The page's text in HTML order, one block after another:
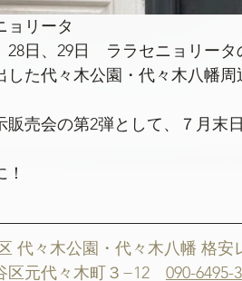
ョリータ
28日、29日　ララセニョリー
した代々木公園・代々木八幡
販売会の第2弾として、７月末
代々木公園・代々木八幡 格
区元代々木町３−12 090-6495-